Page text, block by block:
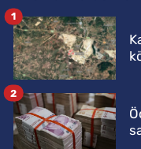
1
2